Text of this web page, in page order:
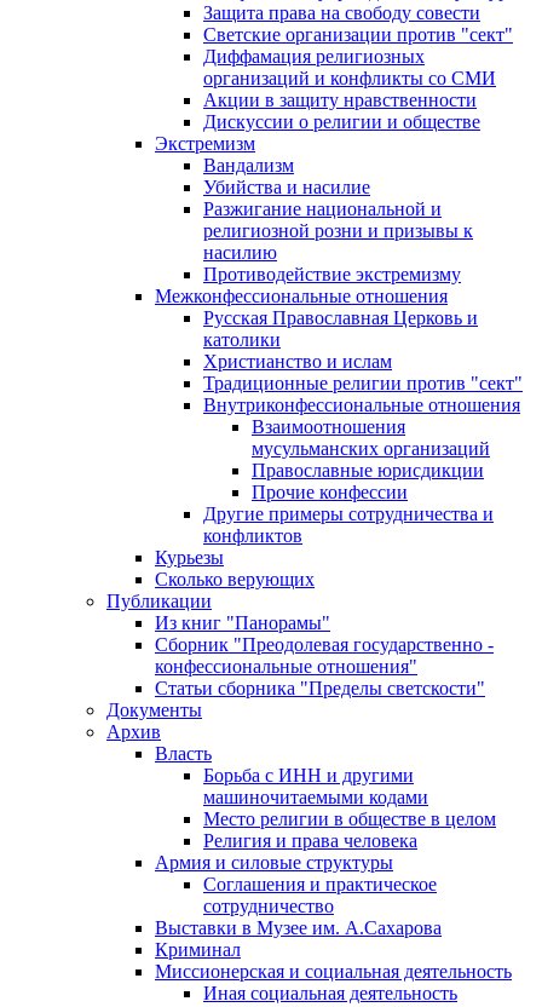
Защита права на свободу совести
Светские организации против "сект"
Диффамация религиозных
организаций и конфликты со СМИ
Акции в защиту нравственности
Дискуссии о религии и обществе
Экстремизм
Вандализм
Убийства и насилие
Разжигание национальной и
религиозной розни и призывы к
насилию
Противодействие экстремизму
Межконфессиональные отношения
Русская Православная Церковь и
католики
Христианство и ислам
Традиционные религии против "сект"
Внутриконфессиональные отношения
Взаимоотношения
мусульманских организаций
Православные юрисдикции
Прочие конфессии
Другие примеры сотрудничества и
конфликтов
Курьезы
Сколько верующих
Публикации
Из книг "Панорамы"
Сборник "Преодолевая государственно -
конфессиональные отношения"
Статьи сборника "Пределы светскости"
Документы
Архив
Власть
Борьба с ИНН и другими
машиночитаемыми кодами
Место религии в обществе в целом
Религия и права человека
Армия и силовые структуры
Соглашения и практическое
сотрудничество
Выставки в Музее им. А.Сахарова
Криминал
Миссионерская и социальная деятельность
Иная социальная деятельность